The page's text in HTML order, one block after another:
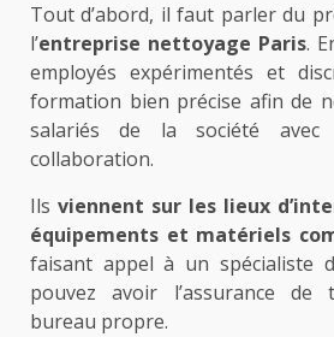
Tout d’abord, il faut parler du
l’entreprise nettoyage Paris.
employés expérimentés et
formation bien précise afin de
salariés de la société
collaboration.
Ils viennent sur les lieux
équipements et matériels
faisant appel à un spécialiste
pouvez avoir l’assurance
bureau propre.